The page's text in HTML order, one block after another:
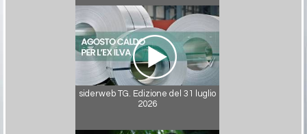
siderweb TG. Edizione del 31 luglio
2026